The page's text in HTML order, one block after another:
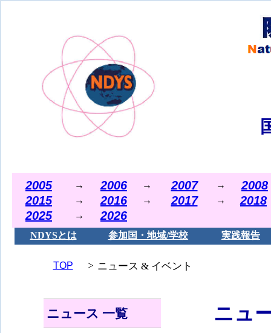
2005 → 2006 → 2007 →
2008
2015
→ 2016 → 2017 →
2018
2025
→ 2026
NDYSとは 参加国・地域/学校 実践報告
TOP > ニュース & イベント
ニュース 一覧 ニュ